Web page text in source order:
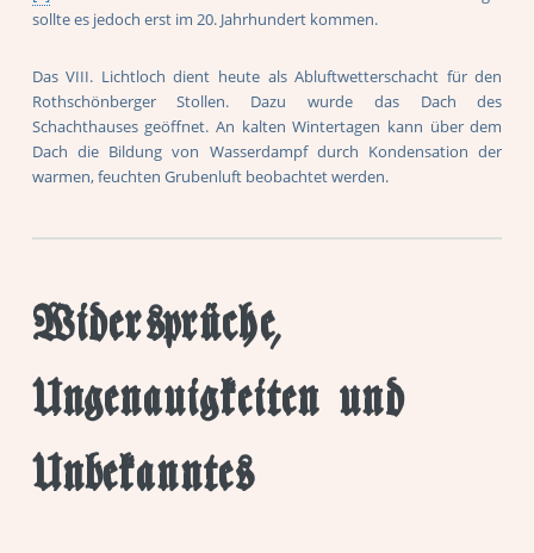
sollte es jedoch erst im 20. Jahrhundert kommen.
Das VIII. Lichtloch dient heute als Abluftwetterschacht für den
Rothschönberger Stollen. Dazu wurde das Dach des
Schachthauses geöffnet. An kalten Wintertagen kann über dem
Dach die Bildung von Wasserdampf durch Kondensation der
warmen, feuchten Grubenluft beobachtet werden.
Widersprüche,
Ungenauigkeiten und
Unbekanntes